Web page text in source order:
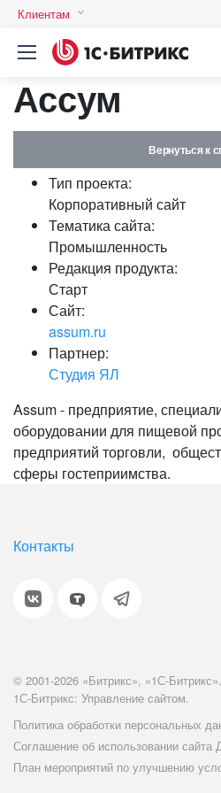
Клиентам
Логин
Пароль
Ассум
Вернуться к
Тип проекта:
Корпоративный сайт
Тематика сайта:
Промышленность
Редакция продукта:
Старт
Сайт:
assum.ru
Партнер:
Студия ЯЛ
Assum - предприятие,
оборудовании для пищевой
предприятий торговли,
сферы гостеприимства.
Контакты
© 2001-2026 «Битрикс», «1С-
1С-Битрикс: Управление сайтом.
Политика обработки персональных
Соглашение об использовании сайта
План мероприятий по улучшению